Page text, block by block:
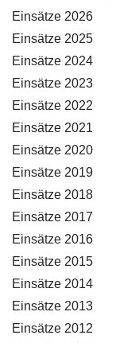
Einsätze 2026
Einsätze 2025
Einsätze 2024
Einsätze 2023
Einsätze 2022
Einsätze 2021
Einsätze 2020
Einsätze 2019
Einsätze 2018
Einsätze 2017
Einsätze 2016
Einsätze 2015
Einsätze 2014
Einsätze 2013
Einsätze 2012